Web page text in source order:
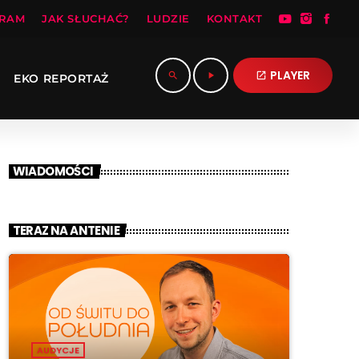
JAK SŁUCHAĆ? LUDZIE KONTAKT
EKO REPORTAŻ search play_arrow open_in_new PLAYER
WIADOMOŚCI
TERAZ NA ANTENIE
AUDYCJE